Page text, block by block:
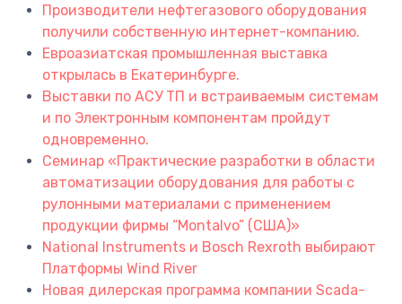
Производители нефтегазового оборудования
получили собственную интернет-компанию.
Евроазиатская промышленная выставка
открылась в Екатеринбурге.
Выставки по АСУ ТП и встраиваемым системам
и по Электронным компонентам пройдут
одновременно.
Семинар «Практические разработки в области
автоматизации оборудования для работы с
рулонными материалами с применением
продукции фирмы “Montalvo” (США)»
National Instruments и Bosch Rexroth выбирают
Платформы Wind River
Новая дилерская программа компании Scada-